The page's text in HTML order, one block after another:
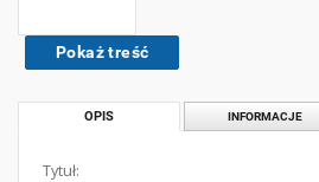
Pokaż treść
OPIS INFORMACJE
Tytuł: